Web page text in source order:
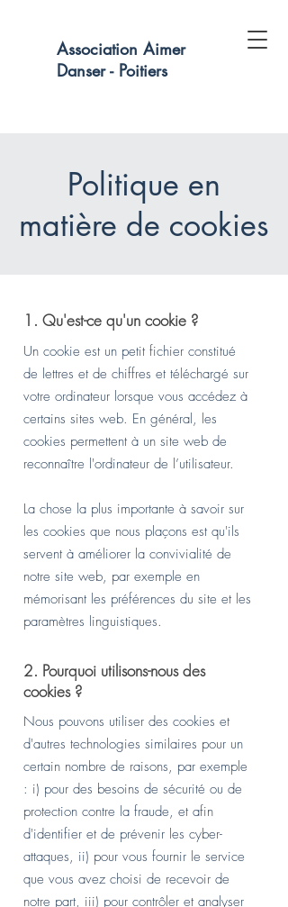
Association Aimer
Danser - Poitiers
Politique en
matière de cookies
1. Qu'est-ce qu'un cookie ?
Un cookie est un petit fichier constitué
de lettres et de chiffres et téléchargé sur
votre ordinateur lorsque vous accédez à
certains sites web. En général, les
cookies permettent à un site web de
reconnaître l'ordinateur de l’utilisateur.
La chose la plus importante à savoir sur
les cookies que nous plaçons est qu'ils
servent à améliorer la convivialité de
notre site web, par exemple en
mémorisant les préférences du site et les
paramètres linguistiques.
2. Pourquoi utilisons-nous des
cookies ?
Nous pouvons utiliser des cookies et
d'autres technologies similaires pour un
certain nombre de raisons, par exemple
: i) pour des besoins de sécurité ou de
protection contre la fraude, et afin
d'identifier et de prévenir les cyber-
attaques, ii) pour vous fournir le service
que vous avez choisi de recevoir de
notre part, iii) pour contrôler et analyser